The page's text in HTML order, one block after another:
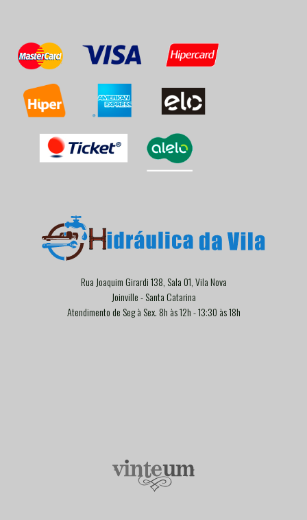
Rua Joaquim Girardi 138, Sala 01, Vila Nova
Joinville - Santa Catarina
Atendimento de Seg à Sex. 8h às 12h - 13:30 às 18h